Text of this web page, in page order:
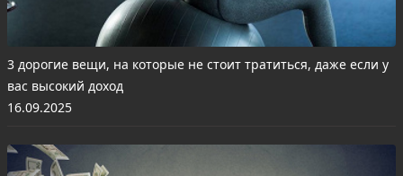
3 дорогие вещи, на которые не стоит тратиться, даже если у
вас высокий доход
16.09.2025